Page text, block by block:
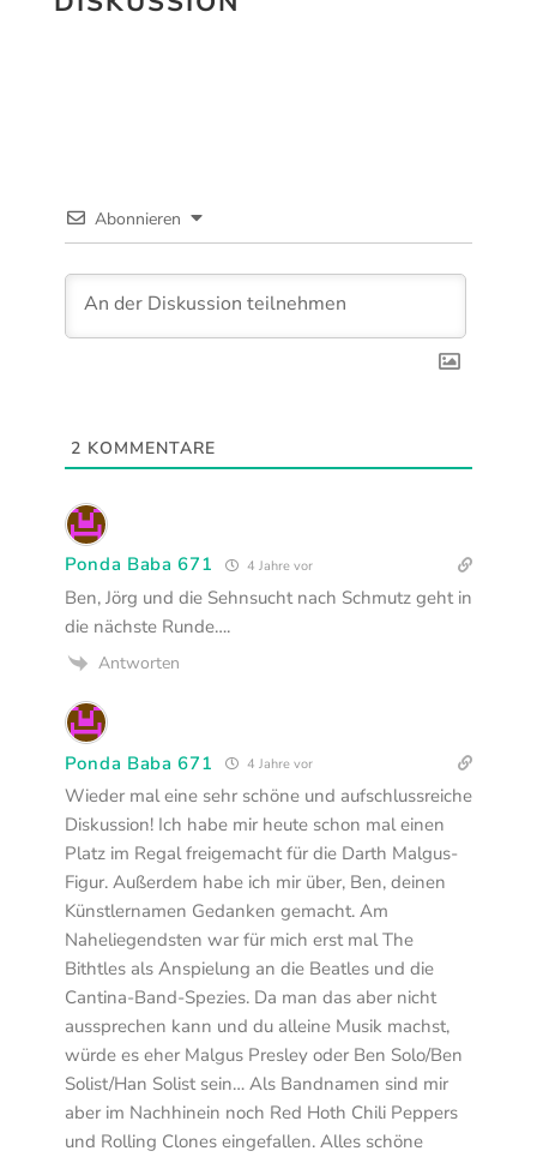
Abonnieren
2 KOMMENTARE
Ponda Baba 671 4 Jahre vor
Ben, Jörg und die Sehnsucht nach Schmutz geht in
die nächste Runde….
Antworten
Ponda Baba 671 4 Jahre vor
Wieder mal eine sehr schöne und aufschlussreiche
Diskussion! Ich habe mir heute schon mal einen
Platz im Regal freigemacht für die Darth Malgus-
Figur. Außerdem habe ich mir über, Ben, deinen
Künstlernamen Gedanken gemacht. Am
Naheliegendsten war für mich erst mal The
Bithtles als Anspielung an die Beatles und die
Cantina-Band-Spezies. Da man das aber nicht
aussprechen kann und du alleine Musik machst,
würde es eher Malgus Presley oder Ben Solo/Ben
Solist/Han Solist sein… Als Bandnamen sind mir
aber im Nachhinein noch Red Hoth Chili Peppers
und Rolling Clones eingefallen. Alles schöne